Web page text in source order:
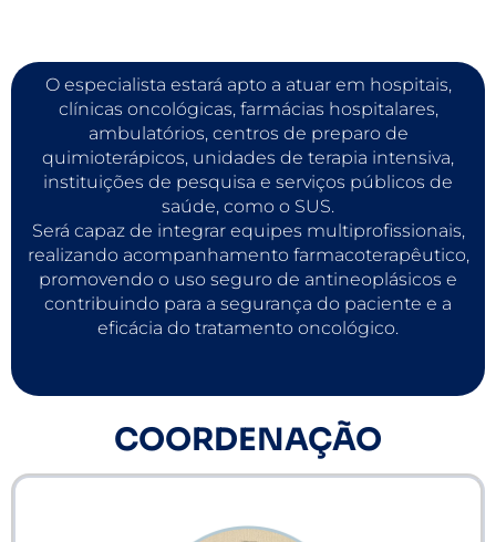
O especialista estará apto a atuar em hospitais,
clínicas oncológicas, farmácias hospitalares,
ambulatórios, centros de preparo de
quimioterápicos, unidades de terapia intensiva,
instituições de pesquisa e serviços públicos de
saúde, como o SUS.
Será capaz de integrar equipes multiprofissionais,
realizando acompanhamento farmacoterapêutico,
promovendo o uso seguro de antineoplásicos e
contribuindo para a segurança do paciente e a
eficácia do tratamento oncológico.
COORDENAÇÃO